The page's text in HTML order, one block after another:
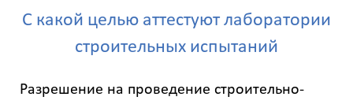
С какой целью аттестуют лаборатории
строительных испытаний
Разрешение на проведение строительно-